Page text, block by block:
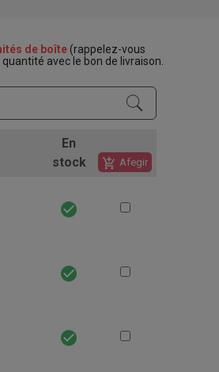
de boîte (rappelez-vous
avec le bon de livraison.
En
stock
add_shopping_cart Afegir
check_circle
check_circle
check_circle